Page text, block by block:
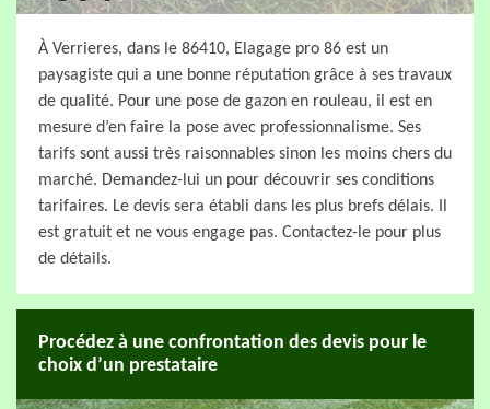
À Verrieres, dans le 86410, Elagage pro 86 est un
paysagiste qui a une bonne réputation grâce à ses travaux
de qualité. Pour une pose de gazon en rouleau, il est en
mesure d’en faire la pose avec professionnalisme. Ses
tarifs sont aussi très raisonnables sinon les moins chers du
marché. Demandez-lui un pour découvrir ses conditions
tarifaires. Le devis sera établi dans les plus brefs délais. Il
est gratuit et ne vous engage pas. Contactez-le pour plus
de détails.
Procédez à une confrontation des devis pour le
choix d’un prestataire